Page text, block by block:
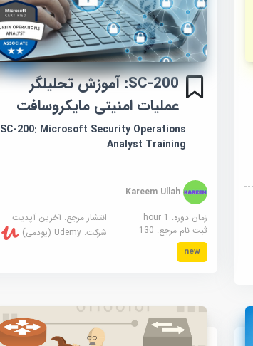
SC-200: آموزش تحلیلگر
عملیات امنیتی مایکروسافت
SC-200: Microsoft Security Operations
Analyst Training
Kareem Ullah
زمان دوره: 1 hour
انتشار مرجع: آخرین آپدیت
ثبت نام مرجع: 130 شرکت: Udemy (یودمی)
new